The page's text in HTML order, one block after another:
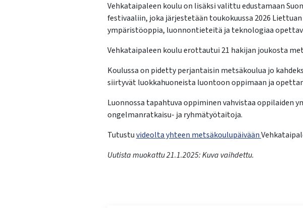
Vehkataipaleen koulu on lisäksi valittu edustamaan
festivaaliin, joka järjestetään toukokuussa 2026
ympäristöoppia, luonnontieteitä ja teknologiaa
Vehkataipaleen koulu erottautui 21 hakijan joukosta
Koulussa on pidetty perjantaisin metsäkoulua jo
siirtyvät luokkahuoneista luontoon oppimaan ja
Luonnossa tapahtuva oppiminen vahvistaa
ongelmanratkaisu- ja ryhmätyötaitoja.
Tutustuvideolta yhteen metsäkoulupäivään
Uutista muokattu 21.1.2025: Kuva vaihdettu.